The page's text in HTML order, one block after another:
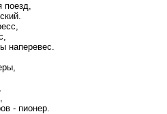
поезд,
наперевес.
- пионер.